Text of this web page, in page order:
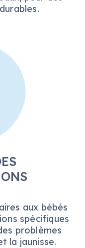
aux bébés
spécifiques
problèmes
la jaunisse.